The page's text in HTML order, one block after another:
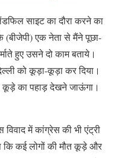
साइट का दौरा करने का
(बीजेपी) एक नेता से मैंने पूछा-
हुए उसने दो काम बताये।
को कूड़ा-कूड़ा कर दिया।
कूड़े का पहाड़ देखने जाऊंगा।
में कांग्रेस की भी एंट्री
कि कई लोगों की मौत कूड़े और